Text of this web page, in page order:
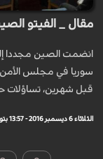
مقال _ الفيتو
انضمت الصين مجددا
سوريا في مجلس الأمن
قبل شهرين، تساؤلات
الثلاثاء 6 ديسمبر 2016 - 13:57 بتوقيت مكة